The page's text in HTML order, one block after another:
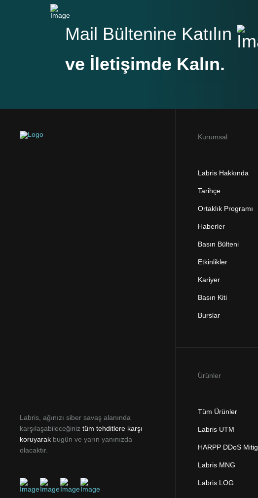
Mail Bültenine Katılın
ve İletişimde Kalın.
Kurumsal
Labris Hakkında
Tarihçe
Ortaklık Programı
Haberler
Basın Bülteni
Etkinlikler
Kariyer
Basın Kiti
Burslar
Labris, ağınızı siber savaş alanında
karşılaşabileceğiniz tüm tehditlere karşı
koruyarak bugün ve yarın yanınızda
olacaktır.
Ürünler
Tüm Ürünler
Labris UTM
HARPP DDoS
Labris MNG
Labris LOG